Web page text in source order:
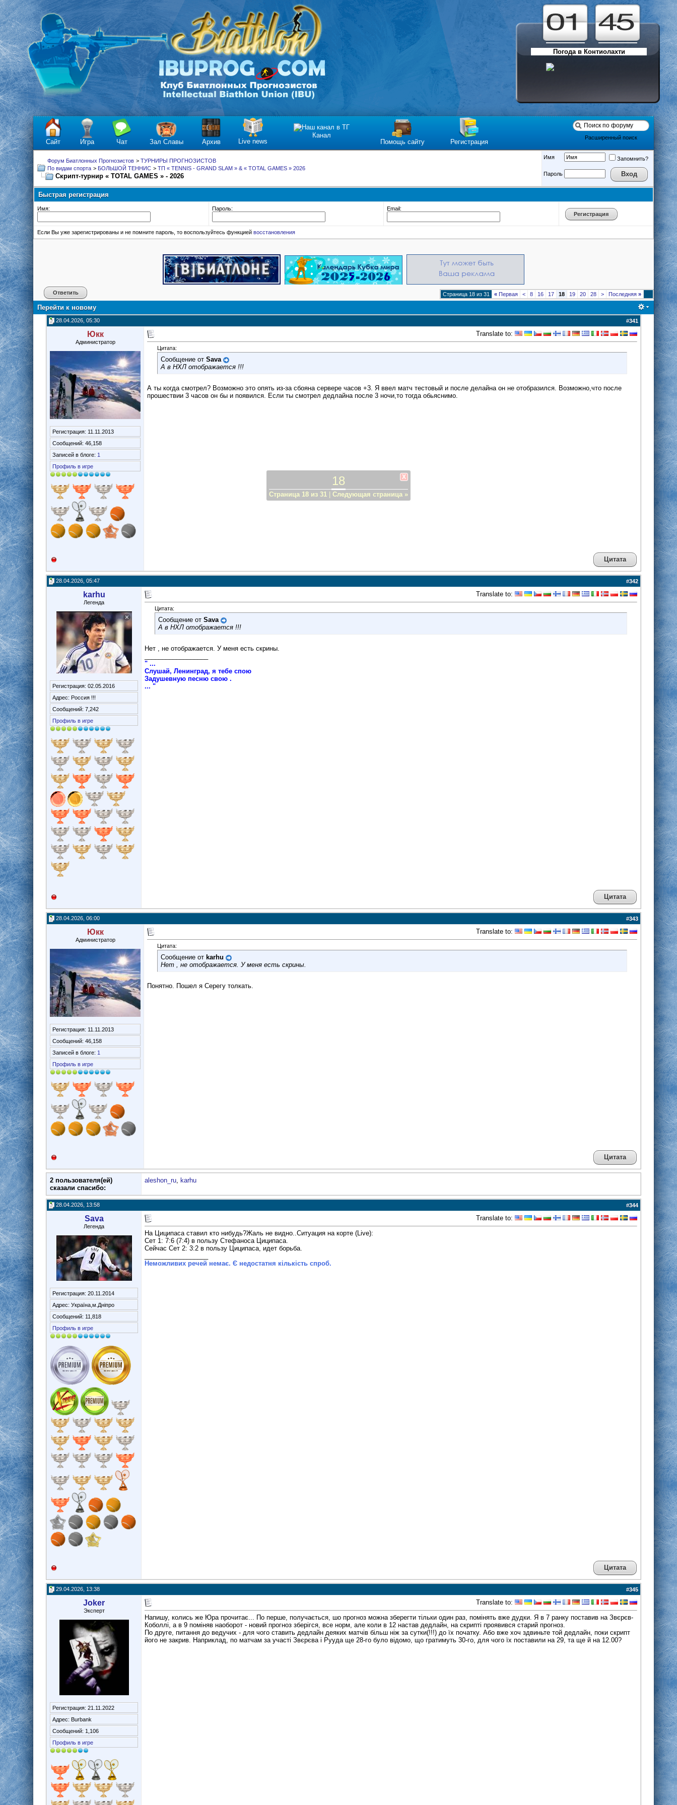
Погода в Контиолахти
Расширенный поиск
Сайт Игра Чат Зал Славы Архив Live news
Канал
Помощь сайту
Регистрация
Форум Биатлонных Прогнозистов > ТУРНИРЫ ПРОГНОЗИСТОВ
По видам спорта > БОЛЬШОЙ ТЕННИС > ТП « TENNIS - GRAND SLAM » & « TOTAL GAMES » 2026
Скрипт-турнир « TOTAL GAMES » - 2026
Имя Запомнить?
Пароль
Быстрая регистрация
Имя: Пароль: Email:
Если Вы уже зарегистрированы и не помните пароль, то воспользуйтесь функцией восстановления
Ответить Страница 18 из 31 « Первая < 8 16 17 18 19 20 28 > Последняя »
Перейти к новому
28.04.2026, 05:30 #341
Юкк
Администратор
Регистрация: 11.11.2013
Сообщений: 46,158
Записей в блоге: 1
Профиль в игре
Translate to:
Цитата:
Сообщение от Sava
А в НХЛ отображается !!!
А ты когда смотрел? Возможно это опять из-за сбояна сервере часов +3. Я ввел матч тестовый и после делайна он не отобразился. Возможно,что после
прошествии 3 часов он бы и появился. Если ты смотрел дедлайна после 3 ночи,то тогда обьяснимо.
Цитата
28.04.2026, 05:47 #342
karhu
Легенда
Регистрация: 02.05.2016
Адрес: Россия !!!
Сообщений: 7,242
Профиль в игре
Translate to:
Цитата:
Сообщение от Sava
А в НХЛ отображается !!!
Нет , не отображается. У меня есть скрины.
" ...
Слушай, Ленинград, я тебе спою
Задушевную песню свою .
... "
Цитата
28.04.2026, 06:00 #343
Юкк
Администратор
Регистрация: 11.11.2013
Сообщений: 46,158
Записей в блоге: 1
Профиль в игре
Translate to:
Цитата:
Сообщение от karhu
Нет , не отображается. У меня есть скрины.
Понятно. Пошел я Серегу толкать.
Цитата
2 пользователя(ей)
сказали cпасибо:
aleshon_ru, karhu
28.04.2026, 13:58 #344
Sava
Легенда
Регистрация: 20.11.2014
Адрес: Україна,м.Дніпро
Сообщений: 11,818
Профиль в игре
Translate to:
На Циципаса ставил кто нибудь?Жаль не видно..Ситуация на корте (Live):
Сет 1: 7:6 (7:4) в пользу Стефаноса Циципаса.
Сейчас Сет 2: 3:2 в пользу Циципаса, идет борьба.
Неможливих речей немає. Є недостатня кількість спроб.
Цитата
29.04.2026, 13:38 #345
Joker
Эксперт
Регистрация: 21.11.2022
Адрес: Burbank
Сообщений: 1,106
Профиль в игре
Translate to:
Напишу, колись же Юра прочитає... По перше, получається, шо прогноз можна зберегти тільки один раз, помінять вже дудки. Я в 7 ранку поставив на Звєрєв-
Коболлі, а в 9 поміняв наоборот - новий прогноз зберігся, все норм, але коли в 12 настав дедлайн, на скрипті проявився старий прогноз.
По друге, питання до ведучих - для чого ставить дедлайн деяких матчів більш ніж за сутки(!!!) до їх початку. Або вже хоч здвиньте той дедлайн, поки скрипт
його не закрив. Наприклад, по матчам за участі Звєрєва і Рууда ще 28-го було відомо, що гратимуть 30-го, для чого їх поставили на 29, та ще й на 12.00?
18
Страница 18 из 31 Следующая страница »
X